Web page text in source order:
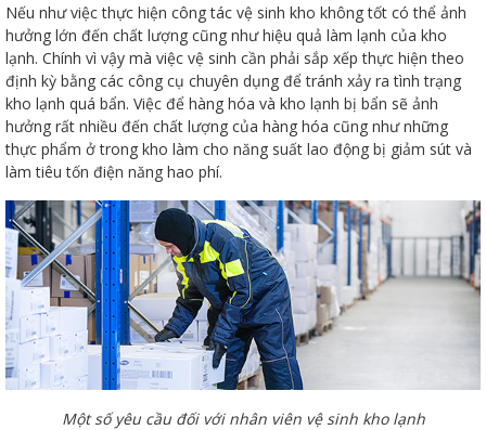
Nếu như việc thực hiện công tác vệ sinh kho không tốt có thể ảnh
hưởng lớn đến chất lượng cũng như hiệu quả làm lạnh của kho
lạnh. Chính vì vậy mà việc vệ sinh cần phải sắp xếp thực hiện theo
định kỳ bằng các công cụ chuyên dụng để tránh xảy ra tình trạng
kho lạnh quá bẩn. Việc để hàng hóa và kho lạnh bị bẩn sẽ ảnh
hưởng rất nhiều đến chất lượng của hàng hóa cũng như những
thực phẩm ở trong kho làm cho năng suất lao động bị giảm sút và
làm tiêu tốn điện năng hao phí.
Một số yêu cầu đối với nhân viên vệ sinh kho lạnh